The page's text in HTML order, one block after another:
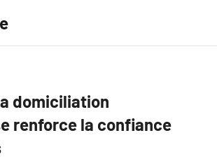
domiciliation
renforce la confiance